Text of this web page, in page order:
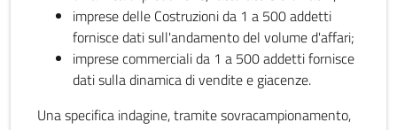
imprese delle Costruzioni da 1 a 500 addetti
fornisce dati sull'andamento del volume d'affari;
imprese commerciali da 1 a 500 addetti fornisce
dati sulla dinamica di vendite e giacenze.
Una specifica indagine, tramite sovracampionamento,